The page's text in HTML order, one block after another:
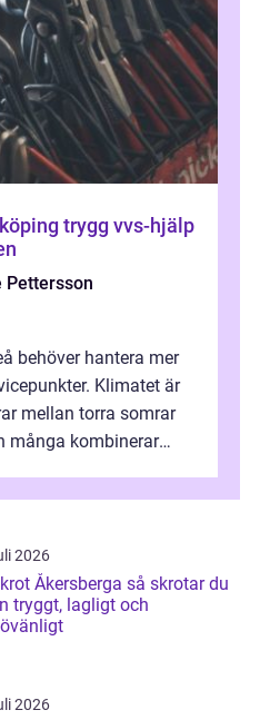
vvs-hjälp
Pettersson
behöver hantera mer
Klimatet är
mellan torra somrar
många kombinerar
2026
Åkersberga så skrotar du
tryggt, lagligt och
2026